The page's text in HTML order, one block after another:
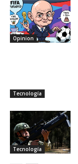
Opinion
Tecnología
Tecnología